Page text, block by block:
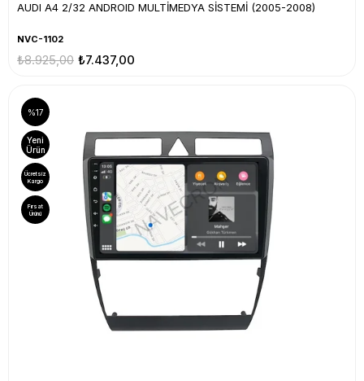
AUDI A4 2/32 ANDROID MULTİMEDYA SİSTEMİ (2005-2008)
NVC-1102
₺7.437,00
₺8.925,00
%17
Yeni
Ürün
Ücretsiz
Kargo
Fırsat
Ürünü